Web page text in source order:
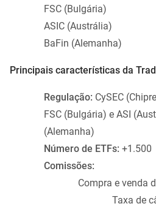
FSC (Bulgária)
ASIC (Austrália)
BaFin (Alemanha)
Principais características da
Regulação: CySEC
FSC (Bulgária) e ASI
(Alemanha)
Número de ETFs: +1.500
Comissões:
Compra e venda
Taxa de